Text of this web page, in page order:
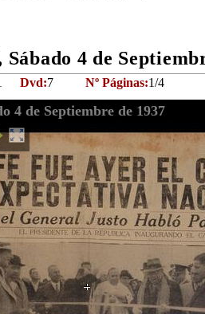
4 de
Dvd:7 Nº Páginas:1/4
4 de Septiembre de 1937